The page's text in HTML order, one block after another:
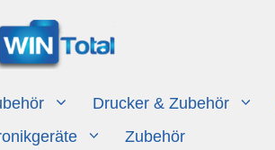
Drucker & Zubehör
Zubehör